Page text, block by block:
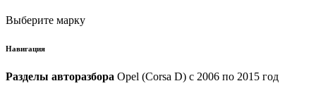
Выберите марку
Навигация
Разделы авторазбора Opel (Corsa D) с 2006 по 2015 год